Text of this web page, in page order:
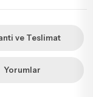
çiçekler, özenle
teslim edilir.
ve Teslimat
Yorumlar